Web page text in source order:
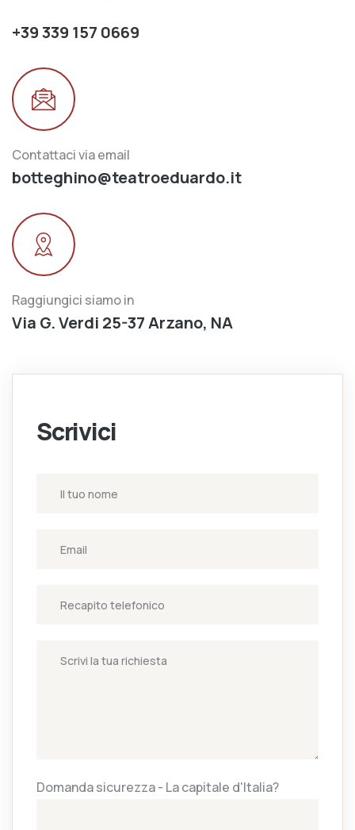
+39 339 157 0669
Contattaci via email
botteghino@teatroeduardo.it
Raggiungici siamo in
Via G. Verdi 25-37 Arzano, NA
Scrivici
Domanda sicurezza - La capitale d'Italia?